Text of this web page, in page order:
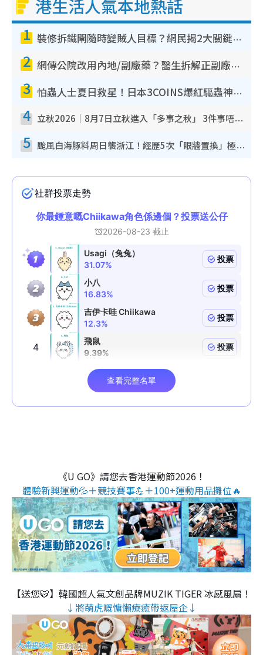
港生活人氣本地熱話
1 裝修拆鐵閘隨時變賊人目標？網民揭2大關鍵用途：裝新式等於白裝？附新舊鐵閘分別
2 網傳公院改用內地/副廠藥？醫生拆解正副廠分別 揭4類人換藥隨時出事
3 怕蟲人士夏日救星！日本3COINS爆紅驅蟲神器$45起 1招「全程免觸碰」輕鬆搞定小強
4 立秋2026｜8月7日立秋進入「多事之秋」 3件事唔做得！專家教6招開運 清枱頭／銀包納氣接好運
5 颱風白海豚料周日襲浙江！經歷5次「眼牆置換」極罕見 成登陸內地最長途颱風
《U GO》請您去香港運動節2026！
體驗新興運動💦＋競技賽事💪＋100+運動用品攤位🔥
【送您🐯】韓國超人氣文創品牌MUZIK TIGER 冰感風扇！
↓將萌虎嘅慵懶療癒帶返屋企↓